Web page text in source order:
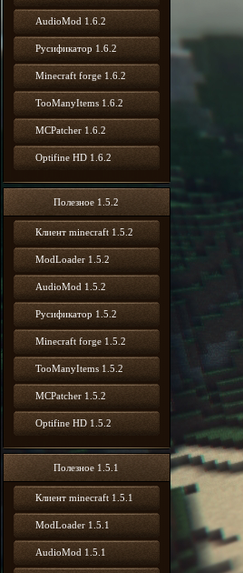
AudioMod 1.6.2
Русификатор 1.6.2
Minecraft forge 1.6.2
TooManyItems 1.6.2
MCPatcher 1.6.2
Optifine HD 1.6.2
Полезное 1.5.2
Клиент minecraft 1.5.2
ModLoader 1.5.2
AudioMod 1.5.2
Русификатор 1.5.2
Minecraft forge 1.5.2
TooManyItems 1.5.2
MCPatcher 1.5.2
Optifine HD 1.5.2
Полезное 1.5.1
Клиент minecraft 1.5.1
ModLoader 1.5.1
AudioMod 1.5.1